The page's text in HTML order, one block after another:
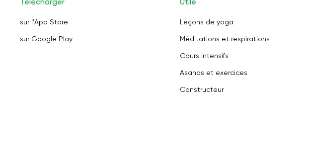
sur l'App Store
sur Google Play
Leçons de yoga
Méditations et respirations
Cours intensifs
Asanas et exercices
Constructeur